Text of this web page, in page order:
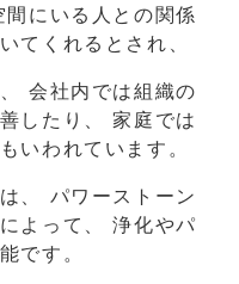
間にいる人との関係
てくれるとされ、
会社内では組織の
したり、
家庭では
いわれています。
、
パワーストーン
よって、
浄化やパ
です。